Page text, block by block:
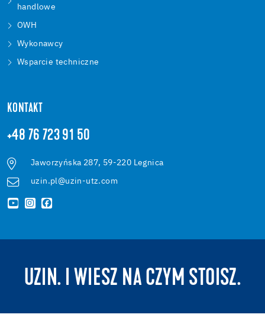
handlowe
OWH
Wykonawcy
Wsparcie techniczne
KONTAKT
+48 76 723 91 50
Jaworzyńska 287, 59-220 Legnica
uzin.pl@uzin-utz.com
UZIN. I WIESZ NA CZYM STOISZ.